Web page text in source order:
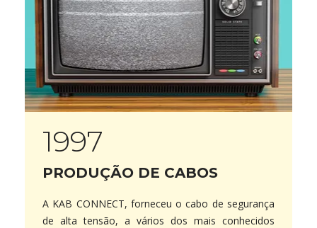
1997
PRODUÇÃO DE CABOS
A KAB CONNECT, forneceu o cabo de segurança
de alta tensão, a vários dos mais conhecidos